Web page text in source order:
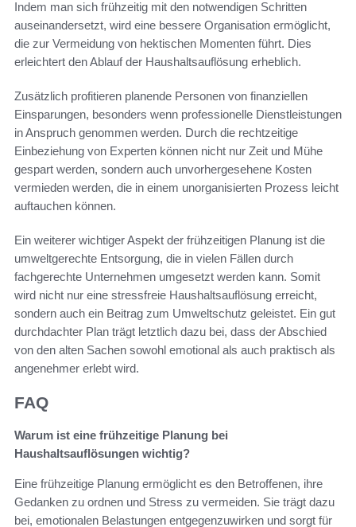
Indem man sich frühzeitig mit den notwendigen Schritten
auseinandersetzt, wird eine bessere Organisation ermöglicht,
die zur Vermeidung von hektischen Momenten führt. Dies
erleichtert den Ablauf der Haushaltsauflösung erheblich.
Zusätzlich profitieren planende Personen von finanziellen
Einsparungen, besonders wenn professionelle Dienstleistungen
in Anspruch genommen werden. Durch die rechtzeitige
Einbeziehung von Experten können nicht nur Zeit und Mühe
gespart werden, sondern auch unvorhergesehene Kosten
vermieden werden, die in einem unorganisierten Prozess leicht
auftauchen können.
Ein weiterer wichtiger Aspekt der frühzeitigen Planung ist die
umweltgerechte Entsorgung, die in vielen Fällen durch
fachgerechte Unternehmen umgesetzt werden kann. Somit
wird nicht nur eine stressfreie Haushaltsauflösung erreicht,
sondern auch ein Beitrag zum Umweltschutz geleistet. Ein gut
durchdachter Plan trägt letztlich dazu bei, dass der Abschied
von den alten Sachen sowohl emotional als auch praktisch als
angenehmer erlebt wird.
FAQ
Warum ist eine frühzeitige Planung bei
Haushaltsauflösungen wichtig?
Eine frühzeitige Planung ermöglicht es den Betroffenen, ihre
Gedanken zu ordnen und Stress zu vermeiden. Sie trägt dazu
bei, emotionalen Belastungen entgegenzuwirken und sorgt für